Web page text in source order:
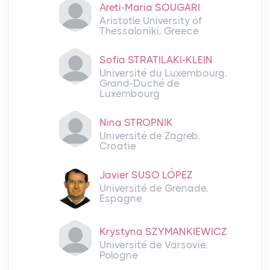
Αreti-Maria SOUGARI
Aristotle University of
Thessaloniki, Greece
Sofia STRATILAKI-KLEIN
Université du Luxembourg,
Grand-Duché de
Luxembourg
Nina STROPNIK
Université de Zagreb,
Croatie
Javier SUSO LÓPEZ
Université de Grenade,
Espagne
Krystyna SZYMANKIEWICZ
Université de Varsovie,
Pologne